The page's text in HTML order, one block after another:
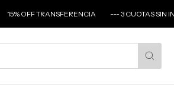
TRANSFERENCIA --- 3 CUOTAS SIN INTERES ---